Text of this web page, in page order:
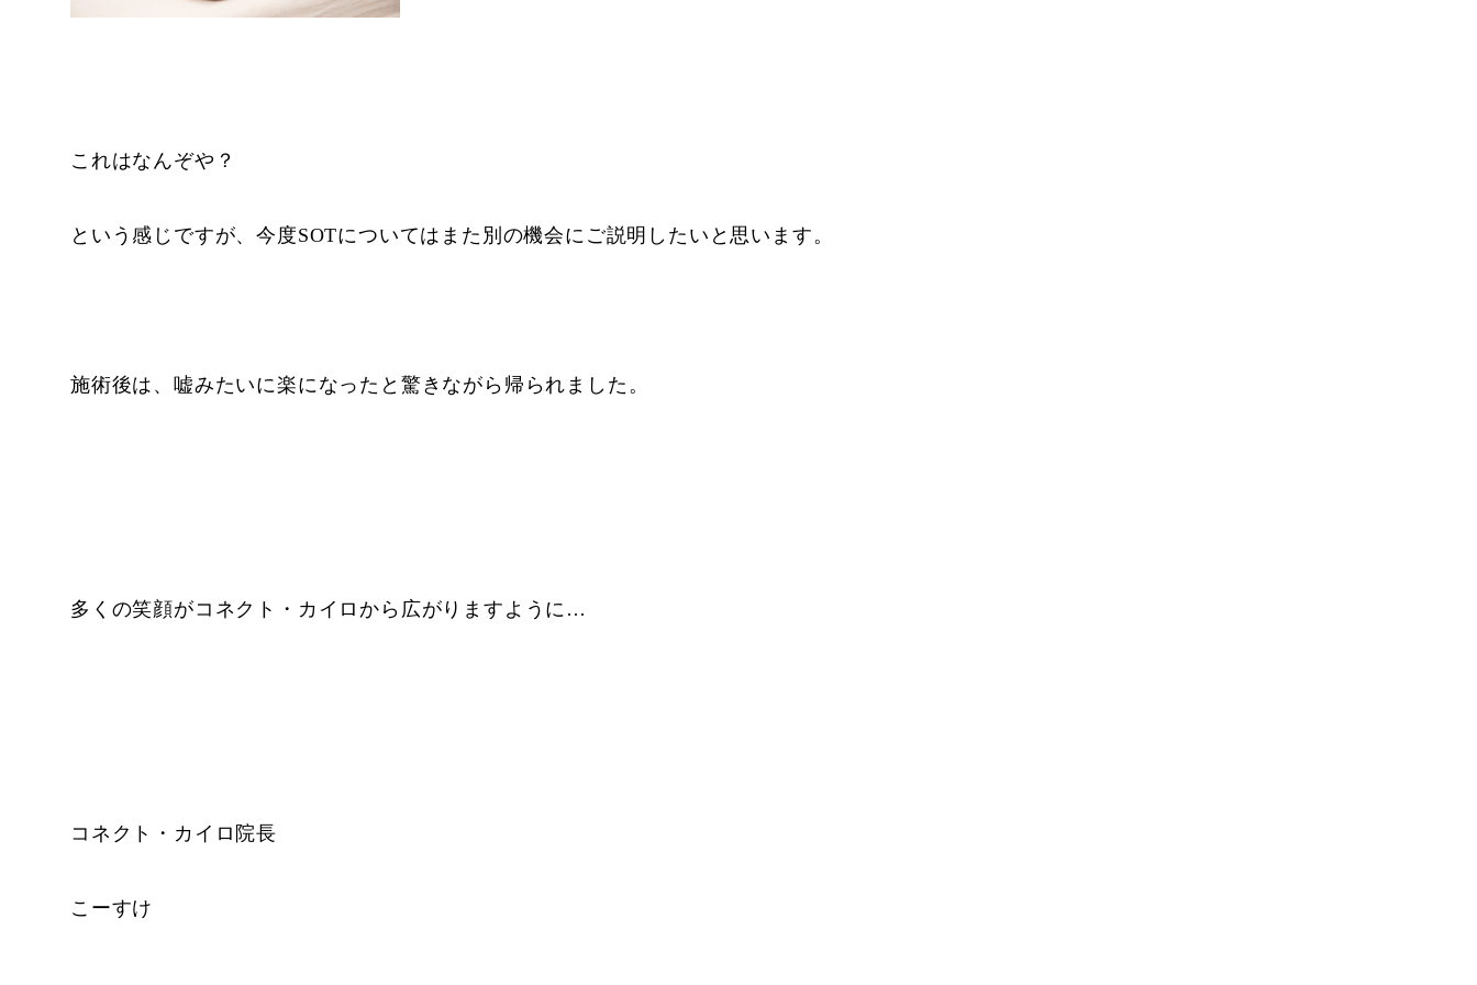
これはなんぞや？
という感じですが、今度SOTについてはまた別の機会にご説明したいと思います。
施術後は、嘘みたいに楽になったと驚きながら帰られました。
多くの笑顔がコネクト・カイロから広がりますように…
コネクト・カイロ院長
こーすけ